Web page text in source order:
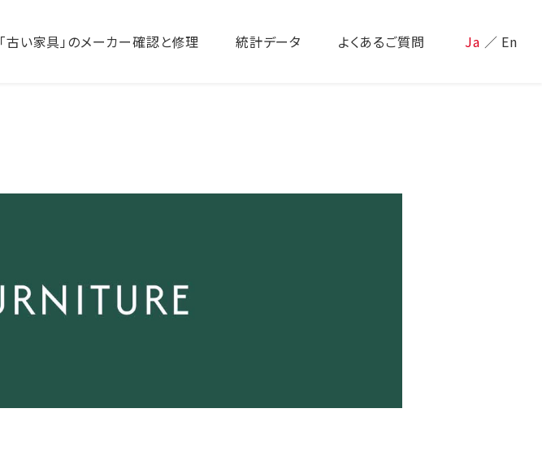
「古い家具」のメーカー確認と修理 統計データ よくあるご質問 Ja ／ En